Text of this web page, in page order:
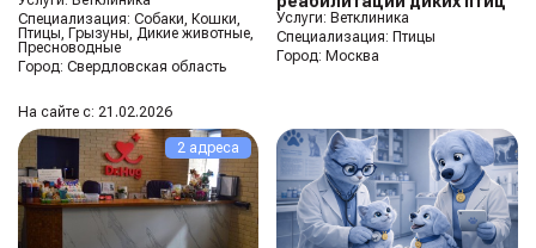
Специализация: Собаки, Кошки,
Птицы, Грызуны, Дикие животные,
Пресноводные
Город: Свердловская область
Услуги: Ветклиника
Специализация: Птицы
Город: Москва
На сайте с: 21.02.2026
2 адреса